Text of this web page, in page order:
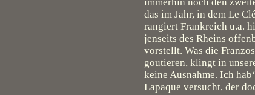
das im Jahr, in dem Le
rangiert Frankreich u.a.
jenseits des Rheins
vorstellt. Was die
goutieren, klingt in
keine Ausnahme. Ich
Lapaque versucht, der